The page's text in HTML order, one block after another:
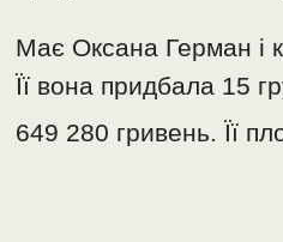
Має Оксана Герман і
Її вона придбала 15
649 280 гривень. Її